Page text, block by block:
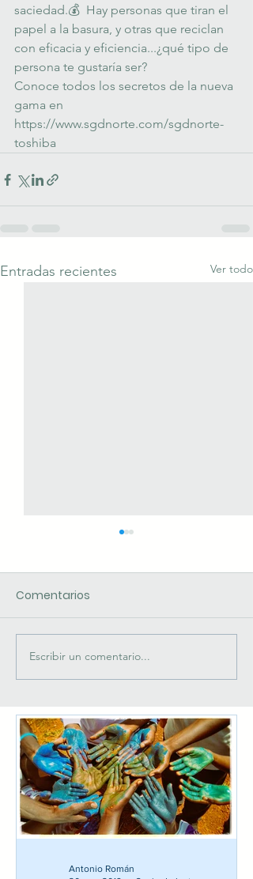
saciedad.💰  Hay personas que tiran el
papel a la basura, y otras que reciclan
con eficacia y eficiencia...¿qué tipo de
persona te gustaría ser?
Conoce todos los secretos de la nueva
gama en
https://www.sgdnorte.com/sgdnorte-
toshiba
Entradas recientes Ver todo
TELETRABAJANDO
Comentarios
Escribir un comentario...
Antonio Román